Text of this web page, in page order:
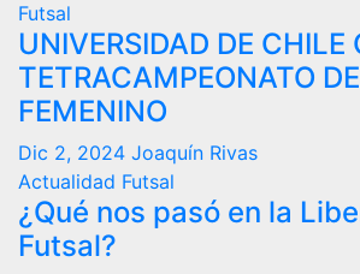
Futsal
UNIVERSIDAD DE CHILE
TETRACAMPEONATO
FEMENINO
Dic 2, 2024 Joaquín Rivas
Actualidad Futsal
¿Qué nos pasó en la
Futsal?